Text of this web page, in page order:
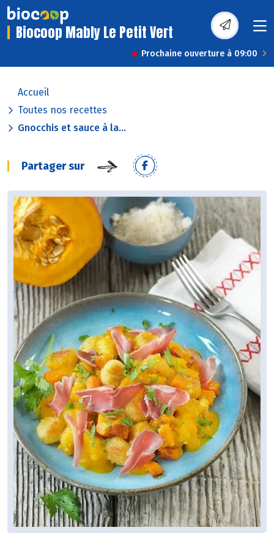
Biocoop Mably Le Petit Vert
Prochaine ouverture à 09:00
Accueil
Toutes nos recettes
Gnocchis et sauce à la...
Partager sur